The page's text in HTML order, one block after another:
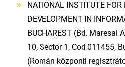
NATIONAL INSTITUTE FOR
DEVELOPMENT IN
BUCHAREST (Bd. Maresal
10, Sector 1, Cod 011455,
(Román központi